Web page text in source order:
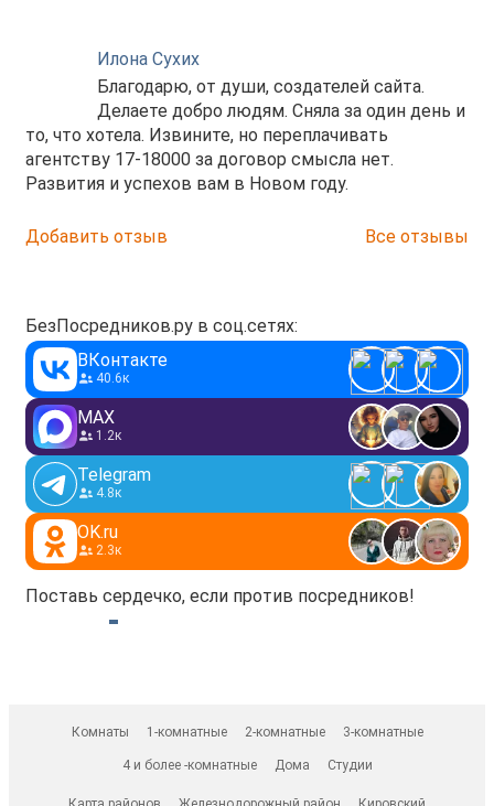
Илона Сухих
Благодарю, от души, создателей сайта.
Делаете добро людям. Сняла за один день и
то, что хотела. Извините, но переплачивать
агентству 17-18000 за договор смысла нет.
Развития и успехов вам в Новом году.
Добавить отзыв Все отзывы
БезПосредников.ру в соц.сетях:
ВКонтакте
40.6к
MAX
1.2к
Telegram
4.8к
OK.ru
2.3к
Поставь сердечко, если против посредников!
Комнаты 1-комнатные 2-комнатные 3-комнатные
4 и более -комнатные Дома Студии